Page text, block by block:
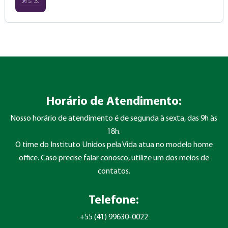
Horário de Atendimento:
Nosso horário de atendimento é de segunda à sexta, das 9h às
18h.
O time do Instituto Unidos pela Vida atua no modelo home
office. Caso precise falar conosco, utilize um dos meios de
contatos.
Telefone:
+55 (41) 99630-0022